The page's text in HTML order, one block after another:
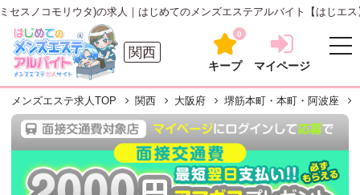
モリウタ)の求人｜はじめてのメンズエステアルバイト【はじエス】
関西
キープ
0
マイページ
メンズエステ求人TOP 関西 大阪府 堺筋本町・本町・阿波座